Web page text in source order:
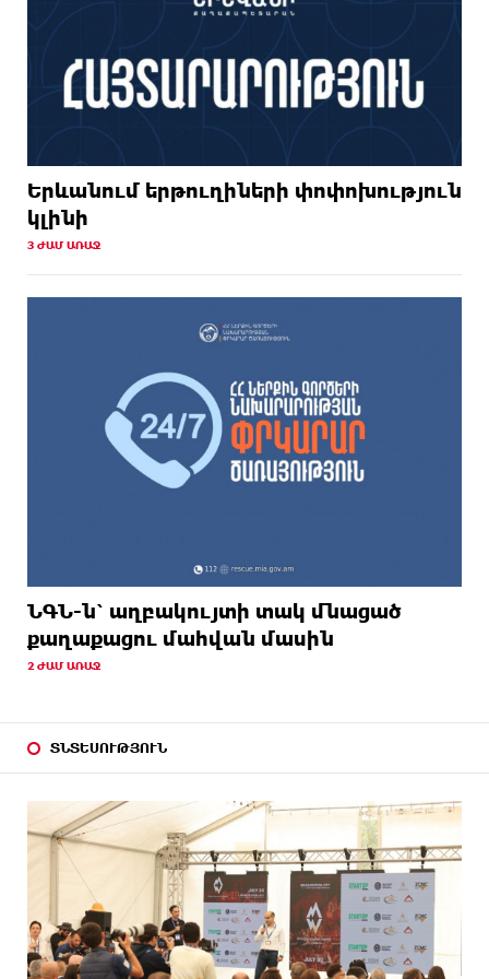
Երևանում երթուղիների փոփոխություն
կլինի
3 ԺԱՄ ԱՌԱՋ
ՆԳՆ-ն՝ աղբակույտի տակ մնացած
քաղաքացու մահվան մասին
2 ԺԱՄ ԱՌԱՋ
ՏՆՏԵՍՈՒԹՅՈՒՆ